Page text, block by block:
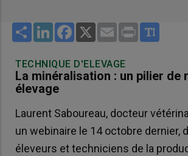
Share LinkedInFacebook
X Email Print
TECHNIQUE D'ELEVAGE
La minéralisation : un pilier de
élevage
Laurent Saboureau, docteur
un webinaire le 14 octobre dernier,
éleveurs et techniciens de la